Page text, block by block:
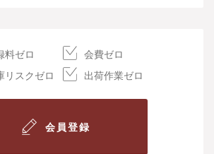
料ゼロ
会費ゼロ
リスクゼロ
出荷作業ゼロ
会員登録